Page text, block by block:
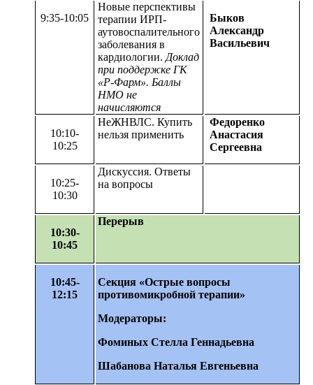
9:35-10:05
Новые перспективы
терапии ИРП-
аутовоспалительного
заболевания в
кардиологии. Доклад
при поддержке ГК
«Р-Фарм». Баллы
НМО не
начисляются
Быков
Александр
Васильевич
10:10-
10:25
НеЖНВЛС. Купить
нельзя применить
Федоренко
Анастасия
Сергеевна
10:25-
10:30
Дискуссия. Ответы
на вопросы
10:30-
10:45
Перерыв
10:45-
12:15
Секция «Острые вопросы
противомикробной терапии»
Модераторы:
Фоминых Стелла Геннадьевна
Шабанова Наталья Евгеньевна